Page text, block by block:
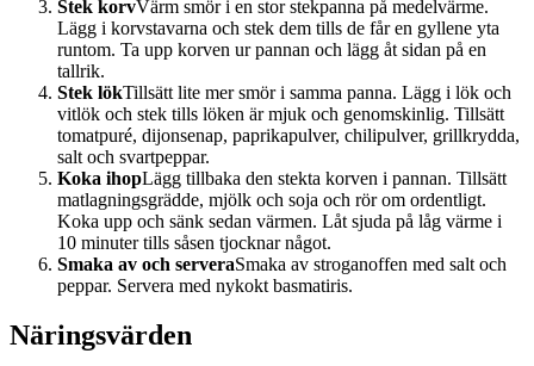
Stek korvVärm smör i en stor stekpanna på medelvärme.
Lägg i korvstavarna och stek dem tills de får en gyllene yta
runtom. Ta upp korven ur pannan och lägg åt sidan på en
tallrik.
Stek lökTillsätt lite mer smör i samma panna. Lägg i lök och
vitlök och stek tills löken är mjuk och genomskinlig. Tillsätt
tomatpuré, dijonsenap, paprikapulver, chilipulver, grillkrydda,
salt och svartpeppar.
Koka ihopLägg tillbaka den stekta korven i pannan. Tillsätt
matlagningsgrädde, mjölk och soja och rör om ordentligt.
Koka upp och sänk sedan värmen. Låt sjuda på låg värme i
10 minuter tills såsen tjocknar något.
Smaka av och serveraSmaka av stroganoffen med salt och
peppar. Servera med nykokt basmatiris.
Näringsvärden